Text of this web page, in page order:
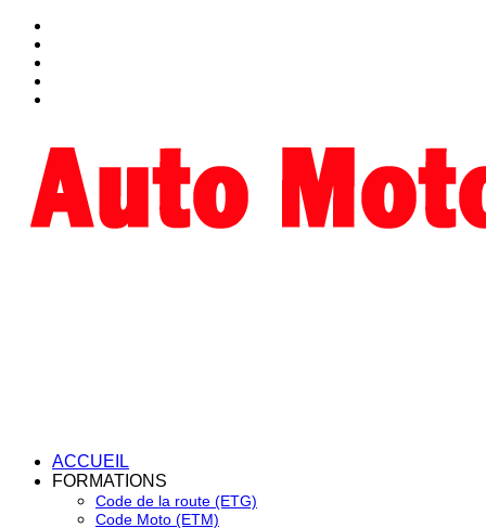
ACCUEIL
FORMATIONS
Code de la route (ETG)
Code Moto (ETM)